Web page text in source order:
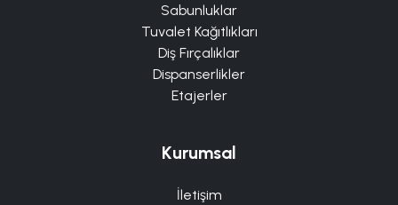
Sabunluklar
Tuvalet Kağıtlıkları
Diş Fırçalıklar
Dispanserlikler
Etajerler
Kurumsal
İletişim